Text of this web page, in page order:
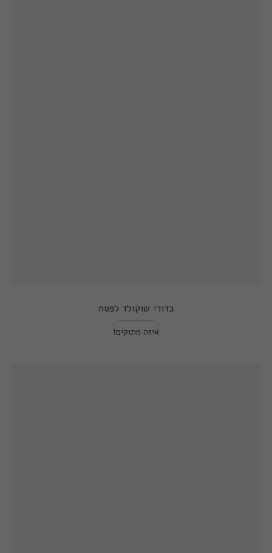
כדורי שוקולד לפסח
איזה מתוקים!